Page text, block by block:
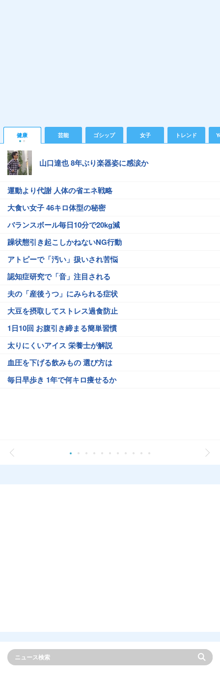
健康 芸能 ゴシップ 女子 トレンド
山口達也 8年ぶり楽器姿に感涙か
運動より代謝 人体の省エネ戦略
大食い女子 46キロ体型の秘密
バランスボール毎日10分で20kg減
躁状態引き起こしかねないNG行動
アトピーで「汚い」扱いされ苦悩
認知症研究で「音」注目される
夫の「産後うつ」にみられる症状
大豆を摂取してストレス過食防止
1日10回 お腹引き締まる簡単習慣
太りにくいアイス 栄養士が解説
血圧を下げる飲みもの 選び方は
毎日早歩き 1年で何キロ痩せるか